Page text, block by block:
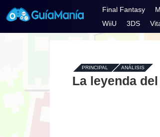
Final Fantasy
WiiU
3DS
PRINCIPAL - ANÁLISIS
La leyenda